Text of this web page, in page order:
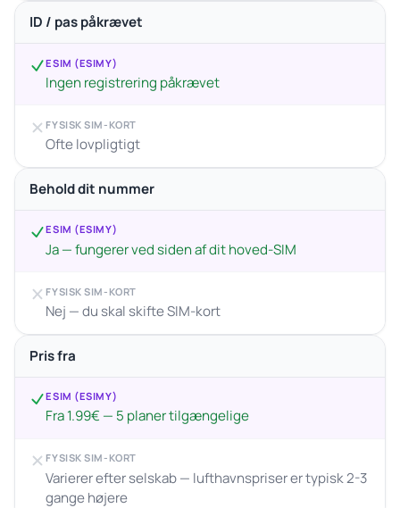
ID / pas påkrævet
ESIM (ESIMY)
Ingen registrering påkrævet
FYSISK SIM-KORT
Ofte lovpligtigt
Behold dit nummer
ESIM (ESIMY)
Ja — fungerer ved siden af dit hoved-SIM
FYSISK SIM-KORT
Nej — du skal skifte SIM-kort
Pris fra
ESIM (ESIMY)
Fra 1.99€ — 5 planer tilgængelige
FYSISK SIM-KORT
Varierer efter selskab — lufthavnspriser er typisk 2-3
gange højere